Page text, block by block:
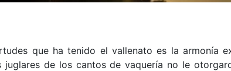
que ha tenido el vallenato es la armonía
juglares de los cantos de vaquería no le